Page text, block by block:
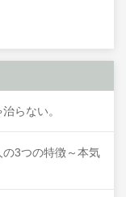
らない。
3つの特徴～本気